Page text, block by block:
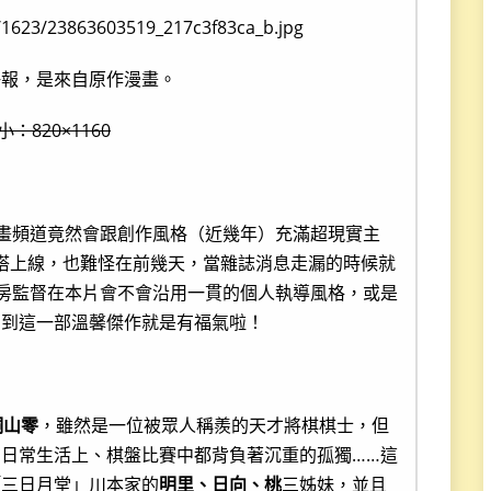
，是來自原作漫畫。
：820×1160
道竟然會跟創作風格（近幾年）充滿超現實主
上線，也難怪在前幾天，當雜誌消息走漏的時候就
督在本片會不會沿用一貫的個人執導風格，或是
這一部溫馨傑作就是有福氣啦！
零，雖然是一位被眾人稱羨的天才將棋棋士，但
常生活上、棋盤比賽中都背負著沉重的孤獨……這
日月堂」川本家的明里、日向、桃三姊妹，並且